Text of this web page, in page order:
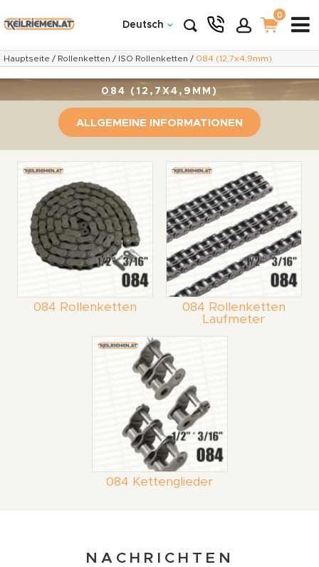
Deutsch
0
Hauptseite / Rollenketten / ISO Rollenketten / 084 (12,7x4,9mm)
084 (12,7X4,9MM)
ALLGEMEINE INFORMATIONEN
084 Rollenketten
084 Rollenketten
Laufmeter
084 Kettenglieder
NACHRICHTEN